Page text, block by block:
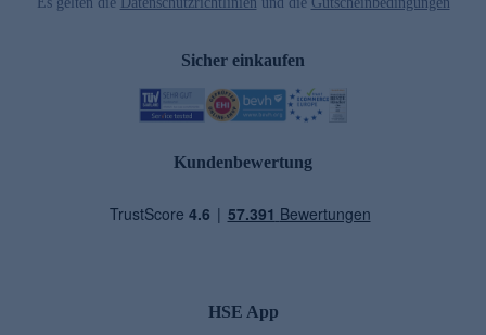
Sicher einkaufen
Kundenbewertung
HSE App